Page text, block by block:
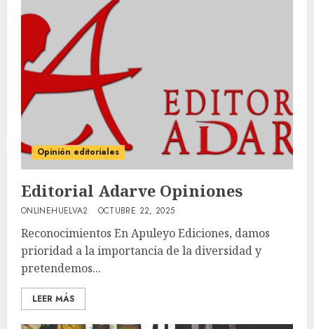
Opinión editoriales
Editorial Adarve Opiniones
ONLINEHUELVA2 OCTUBRE 22, 2025
Reconocimientos En Apuleyo Ediciones, damos
prioridad a la importancia de la diversidad y
pretendemos...
LEER MÁS